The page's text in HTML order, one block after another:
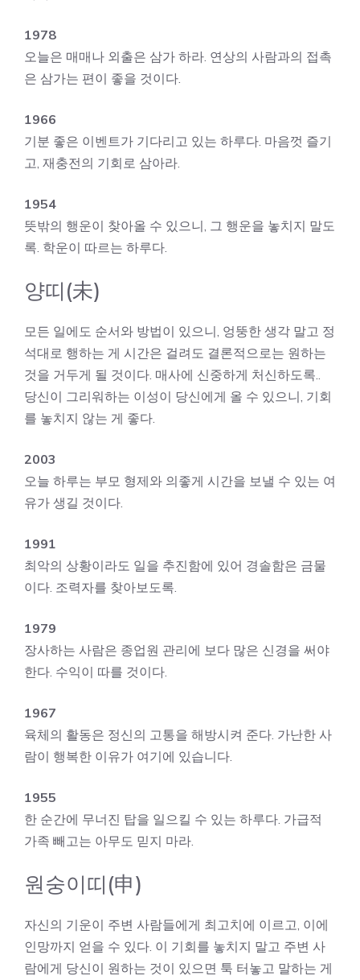
1978
오늘은 매매나 외출은 삼가 하라. 연상의 사람과의 접촉
은 삼가는 편이 좋을 것이다.
1966
기분 좋은 이벤트가 기다리고 있는 하루다. 마음껏 즐기
고, 재충전의 기회로 삼아라.
1954
뜻밖의 행운이 찾아올 수 있으니, 그 행운을 놓치지 말도
록. 학운이 따르는 하루다.
양띠(未)
모든 일에도 순서와 방법이 있으니, 엉뚱한 생각 말고 정
석대로 행하는 게 시간은 걸려도 결론적으로는 원하는
것을 거두게 될 것이다. 매사에 신중하게 처신하도록..
당신이 그리워하는 이성이 당신에게 올 수 있으니, 기회
를 놓치지 않는 게 좋다.
2003
오늘 하루는 부모 형제와 의좋게 시간을 보낼 수 있는 여
유가 생길 것이다.
1991
최악의 상황이라도 일을 추진함에 있어 경솔함은 금물
이다. 조력자를 찾아보도록.
1979
장사하는 사람은 종업원 관리에 보다 많은 신경을 써야
한다. 수익이 따를 것이다.
1967
육체의 활동은 정신의 고통을 해방시켜 준다. 가난한 사
람이 행복한 이유가 여기에 있습니다.
1955
한 순간에 무너진 탑을 일으킬 수 있는 하루다. 가급적
가족 빼고는 아무도 믿지 마라.
원숭이띠(申)
자신의 기운이 주변 사람들에게 최고치에 이르고, 이에
인망까지 얻을 수 있다. 이 기회를 놓치지 말고 주변 사
람에게 당신이 원하는 것이 있으면 툭 터놓고 말하는 게